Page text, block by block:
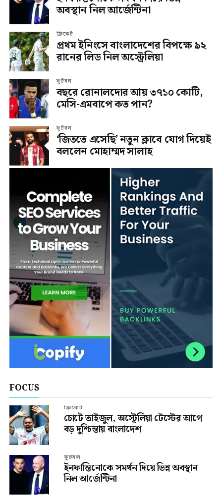
অবস্থান নিল আর্জেন্টিনা
ক্রিকেট
প্রথম ইনিংসে বাংলাদেশের বিপক্ষে ৯২
রানের লিড নিল অস্ট্রেলিয়া
ফুটবল
বছরে রোনালদোর আয় ৩৭১০ কোটি,
মেসি-এমবাপে কত পান?
ফুটবল
‘জিততে এসেছি’ নতুন ক্লাবে যোগ দিয়েই
বললেন মোহাম্মদ সালাহ
FOCUS
ক্রিকেট
চোটে তাইজুল, অস্ট্রেলিয়া টেস্টের আগে
বড় দুশ্চিন্তায় বাংলাদেশ
ফুটবল
ইনফান্তিনোকে সমর্থন দিয়ে ভিন্ন অবস্থান
নিল আর্জেন্টিনা